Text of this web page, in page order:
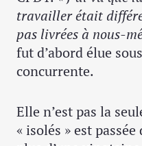
travailler était
pas livrées à nous-
fut d’abord élue
concurrente.
Elle n’est pas la
« isolés » est